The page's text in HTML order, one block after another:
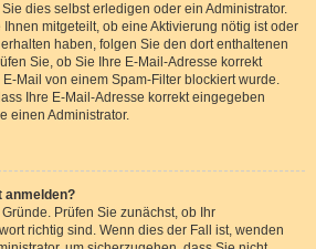
dies selbst erledigen oder ein Administrator.
mitgeteilt, ob eine Aktivierung nötig ist oder
haben, folgen Sie den dort enthaltenen
Sie, ob Sie Ihre E-Mail-Adresse korrekt
Mail von einem Spam-Filter blockiert wurde.
Ihre E-Mail-Adresse korrekt eingegeben
einen Administrator.
anmelden?
Prüfen Sie zunächst, ob Ihr
richtig sind. Wenn dies der Fall ist, wenden